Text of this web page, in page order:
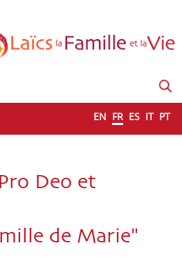
EN FR ES IT PT
Deo et
de Marie"